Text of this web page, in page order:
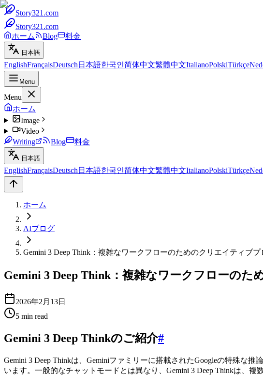
Story321.com
Story321.com
ホーム
Blog 料金
日本語
EnglishFrançaisDeutsch 日本語한국인简体中文繁體中文ItalianoPolskiTürkçe
Menu
Menu
ホーム
Image
Video
Writing
Blog 料金
日本語
EnglishFrançaisDeutsch 日本語한국인简体中文繁體中文ItalianoPolskiTürkçe
ホーム
AIブログ
Gemini 3 Deep Think：複雑なワークフローのためのクリエイティブ
Gemini 3 Deep Think：複雑なワークフローの
2026年2月13日
5 min read
Gemini 3 Deep Thinkのご紹介#
Gemini 3 Deep Thinkは、Geminiファミリーに搭載されたGoogleの特殊な
います。一般的なチャットモードとは異なり、Gemini 3 Deep Thinkは、